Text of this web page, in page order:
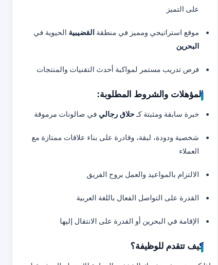
على التميز
موقع استراتيجي ومميز في منطقة القضيبية الحيوية في
البحرين
فرص تدريب مستمر لمواكبة أحدث التقنيات والمنتجات
المؤهلات والشروط المطلوبة:
خبرة سابقة ومثبتة كـ حلاق رجالي في صالونات مرموقة
شخصية ودودة، لبقة، وقادرة على بناء علاقات ممتازة مع
العملاء
الالتزام بالمواعيد والعمل بروح الفريق
القدرة على التواصل الفعال باللغة العربية
الإقامة في البحرين أو القدرة على الانتقال إليها
كيف تتقدم للوظيفة؟